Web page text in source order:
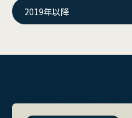
2019年以降